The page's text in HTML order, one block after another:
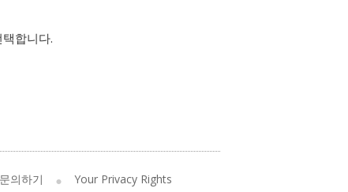
택합니다.
문의하기 Your Privacy Rights